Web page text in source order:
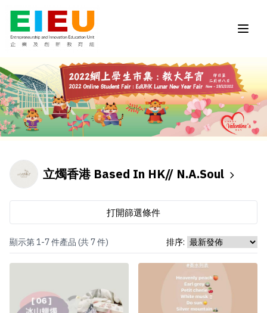
立燭香港 Based In HK// N.A.Soul
打開篩選條件
顯示第 1-7 件產品 (共 7 件) 排序: